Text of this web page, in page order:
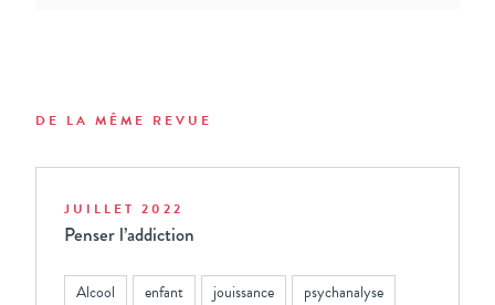
DE LA MÊME REVUE
JUILLET 2022
Penser l’addiction
Alcool enfant jouissance psychanalyse